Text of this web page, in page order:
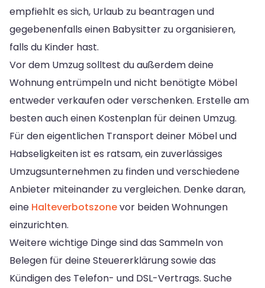
empfiehlt es sich, Urlaub zu beantragen und
gegebenenfalls einen Babysitter zu organisieren,
falls du Kinder hast.
Vor dem Umzug solltest du außerdem deine
Wohnung entrümpeln und nicht benötigte Möbel
entweder verkaufen oder verschenken. Erstelle am
besten auch einen Kostenplan für deinen Umzug.
Für den eigentlichen Transport deiner Möbel und
Habseligkeiten ist es ratsam, ein zuverlässiges
Umzugsunternehmen zu finden und verschiedene
Anbieter miteinander zu vergleichen. Denke daran,
eine Halteverbotszonevor beiden Wohnungen
einzurichten.
Weitere wichtige Dinge sind das Sammeln von
Belegen für deine Steuererklärung sowie das
Kündigen des Telefon- und DSL-Vertrags. Suche